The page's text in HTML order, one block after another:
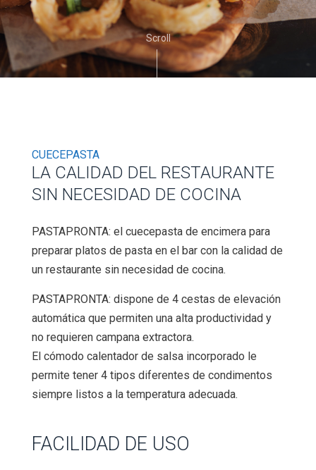
Scroll
CUECEPASTA
LA CALIDAD DEL RESTAURANTE
SIN NECESIDAD DE COCINA
PASTAPRONTA: el cuecepasta de encimera para
preparar platos de pasta en el bar con la calidad de
un restaurante sin necesidad de cocina.
PASTAPRONTA: dispone de 4 cestas de elevación
automática que permiten una alta productividad y
no requieren campana extractora.
El cómodo calentador de salsa incorporado le
permite tener 4 tipos diferentes de condimentos
siempre listos a la temperatura adecuada.
FACILIDAD DE USO